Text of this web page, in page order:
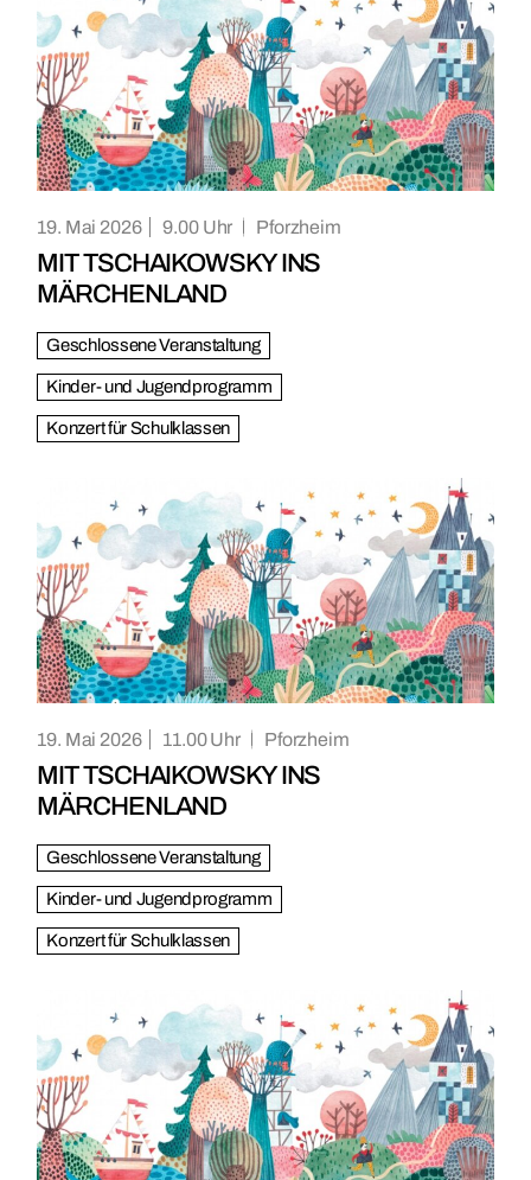
19. Mai 2026 9.00 Pforzheim
MIT TSCHAIKOWSKY INS
MÄRCHENLAND
Geschlossene Veranstaltung
Kinder- und Jugendprogramm
Konzert für Schulklassen
19. Mai 2026 11.00 Pforzheim
MIT TSCHAIKOWSKY INS
MÄRCHENLAND
Geschlossene Veranstaltung
Kinder- und Jugendprogramm
Konzert für Schulklassen